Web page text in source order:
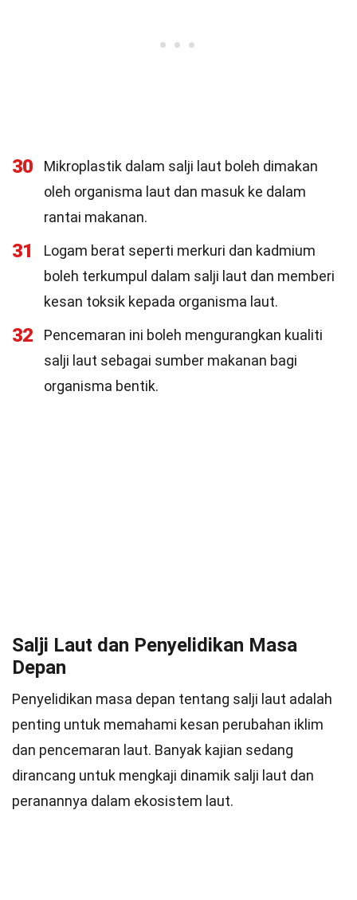
30
Mikroplastik dalam salji laut boleh dimakan
oleh organisma laut dan masuk ke dalam
rantai makanan.
31
Logam berat seperti merkuri dan kadmium
boleh terkumpul dalam salji laut dan memberi
kesan toksik kepada organisma laut.
32
Pencemaran ini boleh mengurangkan kualiti
salji laut sebagai sumber makanan bagi
organisma bentik.
Salji Laut dan Penyelidikan Masa
Depan
Penyelidikan masa depan tentang salji laut adalah
penting untuk memahami kesan perubahan iklim
dan pencemaran laut. Banyak kajian sedang
dirancang untuk mengkaji dinamik salji laut dan
peranannya dalam ekosistem laut.